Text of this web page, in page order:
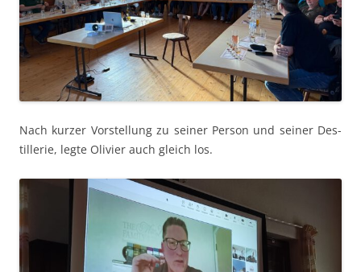
Nach kurz­er Vorstel­lung zu sein­er Per­son und sein­er Des­
til­lerie, legte Olivi­er auch gle­ich los.